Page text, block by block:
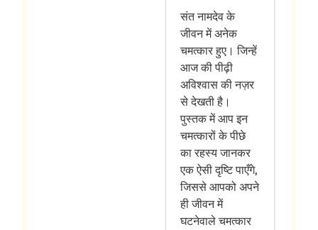
संत नामदेव के
जीवन में अनेक
चमत्कार हुए। जिन्हें
आज की पीढ़ी
अविश्वास की नज़र
से देखती है।
पुस्तक में आप इन
चमत्कारों के पीछे
का रहस्य जानकर
एक ऐसी दृष्टि पाएँगे,
जिससे आपको अपने
ही जीवन में
घटनेवाले चमत्कार